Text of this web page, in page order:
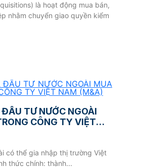
là hoạt động mua bán,
nhằm chuyển giao quyền kiểm
TƯ NƯỚC NGOÀI
CÔNG TY VIỆT
có thể gia nhập thị trường Việt
thức chính: thành...